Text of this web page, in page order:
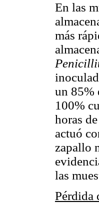
En las
más
un 85%
100%
horas
actuó
zapallo
las
Pérdida